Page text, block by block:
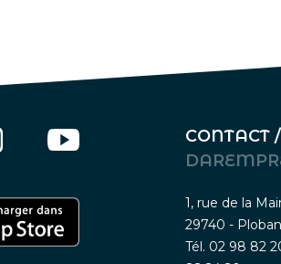
CONTACT /
1, rue de la
29740 -
Tél. 02 98 82